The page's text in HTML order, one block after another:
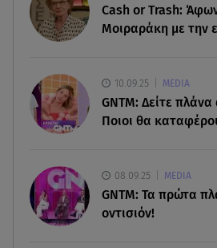
Κυψέλη: Tι βρέθηκε στο
38χρονης Λίζα
Συντάξεις Σεπτεμβρίου: Πότε
χρήματα στους λογαριασμούς
- Σηκώθηκαν εναέρια μέσα
07.08.26 , 18:34
Cash or Trash:
Μοιραράκη με την
10.09.25 MEDIA
GNTM: Δείτε πλάνα
Ποιοι θα
08.09.25 MEDIA
GNTM: Τα πρώτα
οντισιόν!